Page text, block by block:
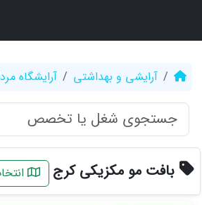
آرایشی و بهداشتی آرایشگاه
بافت مو مکزیکی کرج